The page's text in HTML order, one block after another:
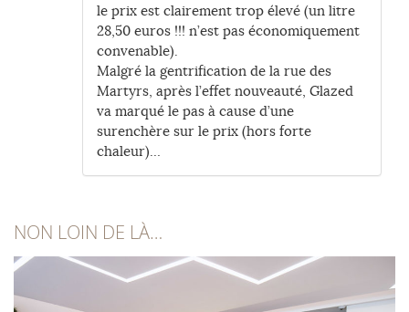
le prix est clairement trop élevé (un litre
28,50 euros !!! n’est pas économiquement
convenable).
Malgré la gentrification de la rue des
Martyrs, après l’effet nouveauté, Glazed
va marqué le pas à cause d’une
surenchère sur le prix (hors forte
chaleur)…
NON LOIN DE LÀ…